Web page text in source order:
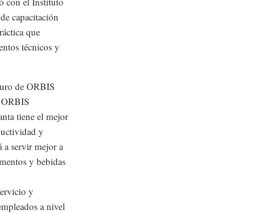
capacitación
que
técnicos y
de ORBIS
tiene el mejor
y
a servir mejor a
y bebidas
y
a nivel